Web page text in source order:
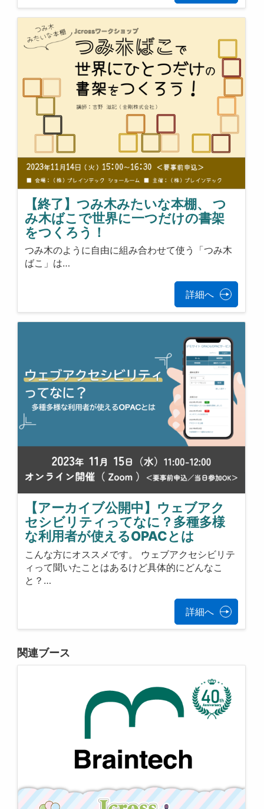
【終了】つみ木みたいな本棚、 つ
み木ばこで世界に一つだけの書架
をつくろう！
つみ木のように自由に組み合わせて使う「つみ木
ばこ」は…
詳細へ
【アーカイブ公開中】ウェブアク
セシビリティってなに？多種多様
な利用者が使えるOPACとは
こんな方にオススメです。 ウェブアクセシビリテ
ィって聞いたことはあるけど具体的にどんなこ
と？…
詳細へ
関連ブース